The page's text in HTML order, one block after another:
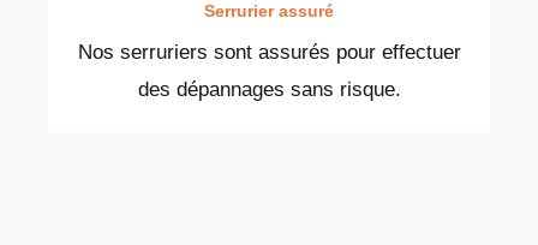
Serrurier assuré
Nos serruriers sont assurés pour effectuer
des dépannages sans risque.